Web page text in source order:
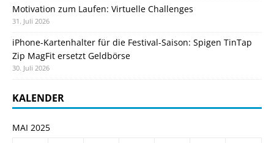
Motivation zum Laufen: Virtuelle Challenges
31. Juli 2026
iPhone-Kartenhalter für die Festival-Saison: Spigen TinTap
Zip MagFit ersetzt Geldbörse
30. Juli 2026
KALENDER
MAI 2025